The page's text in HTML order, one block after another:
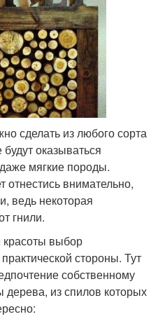
сделать из любого сорта
оказываться
мягкие породы.
отнестись внимательно,
ведь некоторая
гнили.
красоты выбор
стороны. Тут
собственному
дерева, из спилов которых